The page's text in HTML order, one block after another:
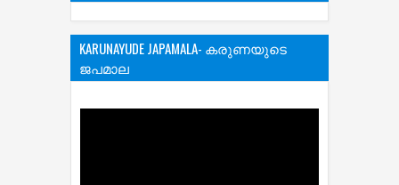
KARUNAYUDE JAPAMALA- കരുണയുടെ
ജപമാല